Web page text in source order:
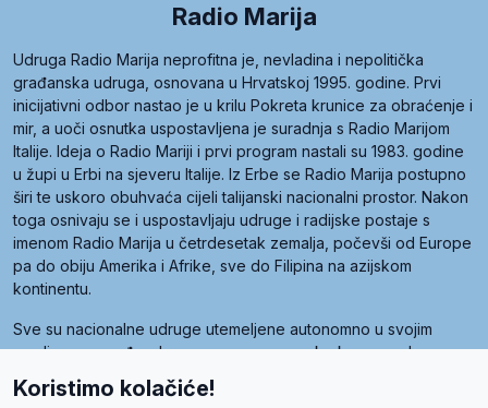
Radio Marija
Udruga Radio Marija neprofitna je, nevladina i nepolitička
građanska udruga, osnovana u Hrvatskoj 1995. godine. Prvi
inicijativni odbor nastao je u krilu Pokreta krunice za obraćenje i
mir, a uoči osnutka uspostavljena je suradnja s Radio Marijom
Italije. Ideja o Radio Mariji i prvi program nastali su 1983. godine
u župi u Erbi na sjeveru Italije. Iz Erbe se Radio Marija postupno
širi te uskoro obuhvaća cijeli talijanski nacionalni prostor. Nakon
toga osnivaju se i uspostavljaju udruge i radijske postaje s
imenom Radio Marija u četrdesetak zemalja, počevši od Europe
pa do obiju Amerika i Afrike, sve do Filipina na azijskom
kontinentu.
Sve su nacionalne udruge utemeljene autonomno u svojim
zemljama, a međusobna su povezane preko krovne udruge
pod nazivom Svjetska obitelj Radio Marije (World Family of
Radio Maria). Svjetsku obitelj utemeljilo je sedam članica, među
Koristimo kolačiće!